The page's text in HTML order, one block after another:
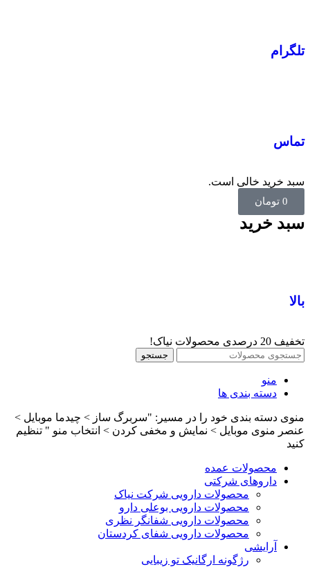
تلگرام
تماس
سبد خرید خالی است.
0 تومان
سبد خرید
بالا
تخفیف 20 درصدی محصولات نیاک!
جستجو
منو
دسته بندی ها
منوی دسته بندی خود را در مسیر: "سربرگ ساز > چیدما موبایل >
عنصر منوی موبایل > نمایش و مخفی کردن > انتخاب منو " تنظیم
کنید
محصولات عمده
داروهای شرکتی
محصولات دارویی شرکت نیاک
محصولات دارویی بوعلی دارو
محصولات دارویی شفانگر نظری
محصولات دارویی شفای کردستان
آرایشی
رژگونه ارگانیک تو زیبایی